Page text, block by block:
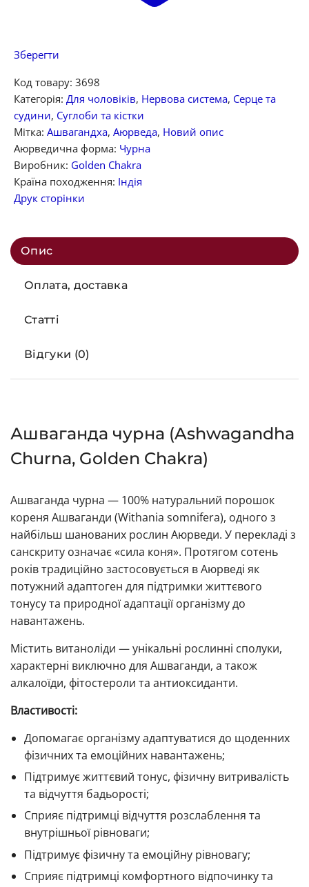
Зберегти
Код товару: 3698
Категорія: Для чоловіків, Нервова система, Серце та
судини, Суглоби та кістки
Мітка: Ашвагандха, Аюрведа, Новий опис
Аюрведична форма: Чурна
Виробник: Golden Chakra
Країна походження: Індія
Друк сторінки
Опис
Оплата, доставка
Статті
Відгуки (0)
Ашваганда чурна (Ashwagandha
Churna, Golden Chakra)
Ашваганда чурна — 100% натуральний порошок
кореня Ашваганди (Withania somnifera), одного з
найбільш шанованих рослин Аюрведи. У перекладі з
санскриту означає «сила коня». Протягом сотень
років традиційно застосовується в Аюрведі як
потужний адаптоген для підтримки життєвого
тонусу та природної адаптації організму до
навантажень.
Містить витаноліди — унікальні рослинні сполуки,
характерні виключно для Ашваганди, а також
алкалоїди, фітостероли та антиоксиданти.
Властивості:
Допомагає організму адаптуватися до щоденних
фізичних та емоційних навантажень;
Підтримує життєвий тонус, фізичну витривалість
та відчуття бадьорості;
Сприяє підтримці відчуття розслаблення та
внутрішньої рівноваги;
Підтримує фізичну та емоційну рівновагу;
Сприяє підтримці комфортного відпочинку та